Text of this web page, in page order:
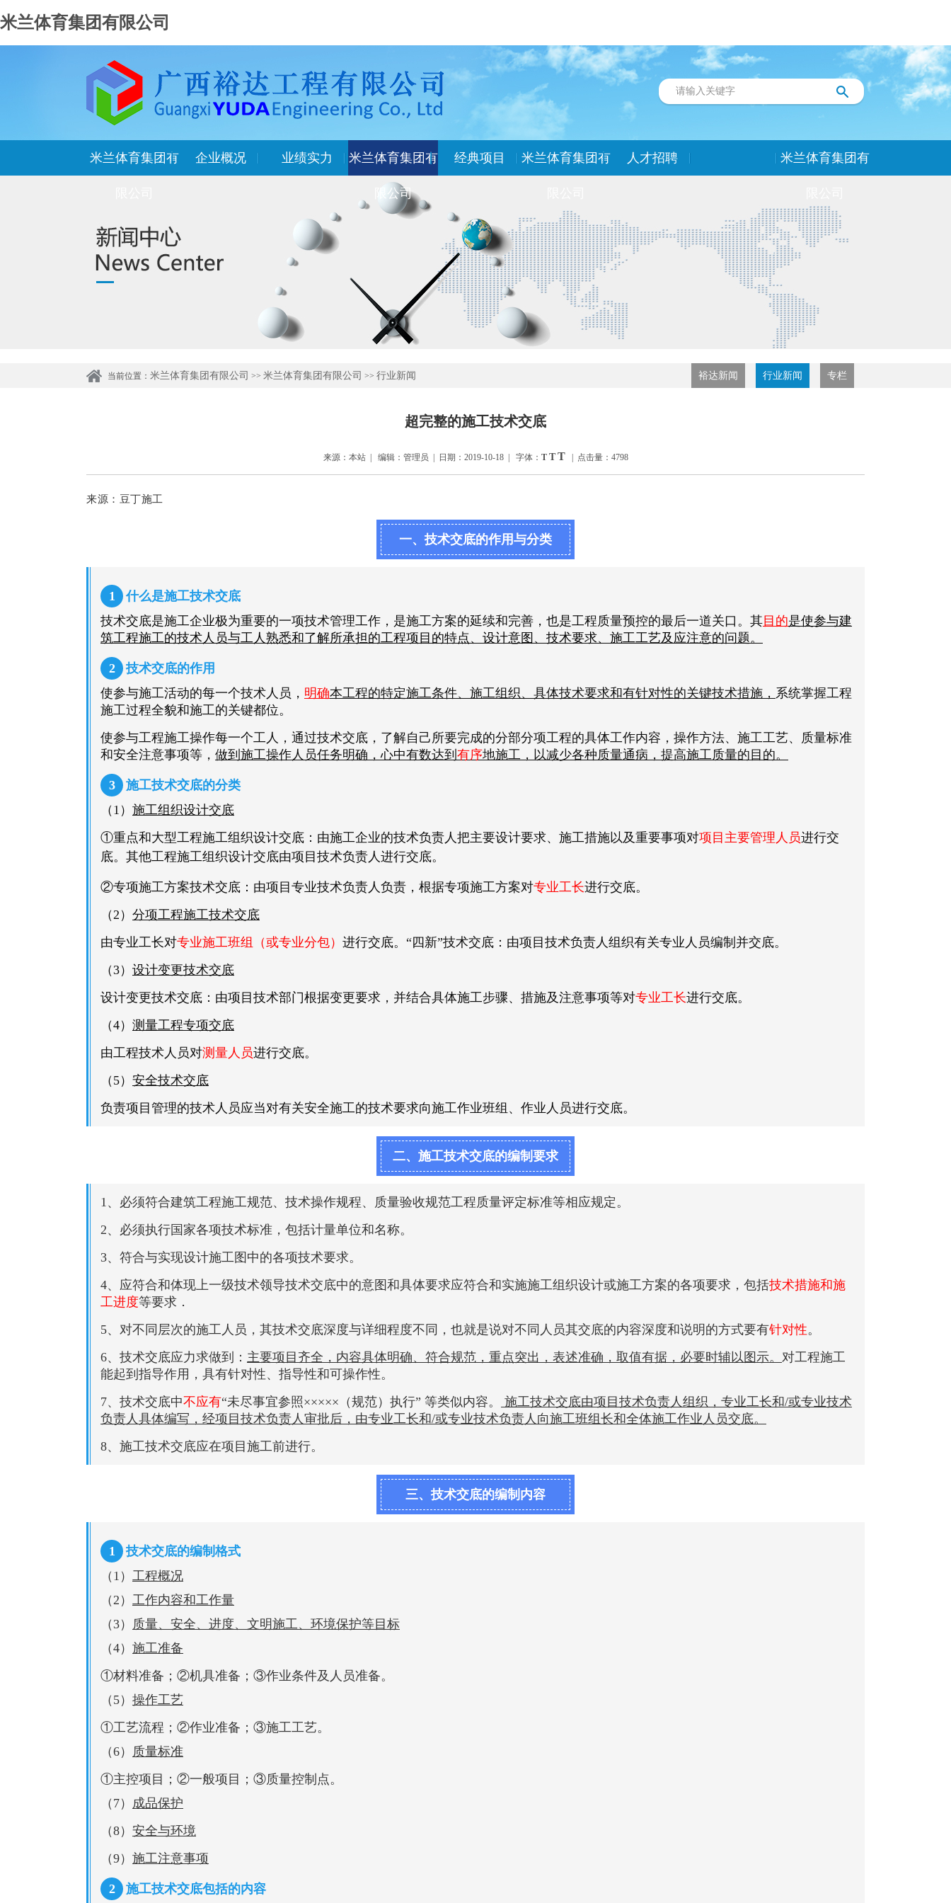
米兰体育集团有限公司
米兰体育集团有 企业概况 业绩实力 米兰体育集团有
限公司
经典项目 米兰体育集团有 人才招聘 米兰体育集团有
当前位置： 米兰体育集团有限公司 >> 米兰体育集团有限公司 >> 行业新闻 裕达新闻 行业新闻 专栏
超完整的施工技术交底
来源：本站 | 编辑：管理员 | 日期：2019-10-18 | 字体： T T T| 点击量：4798
来源： 豆丁施工
一、技术交底的作用与分类
1
什么是施工技术交底
技术交底是施工企业极为重要的一项技术管理工作，是施工方案的延续和完善，也是工程质量预控的最后一道关口。其目的是使参与建
筑工程施工的技术人员与工人熟悉和了解所承担的工程项目的特点、设计意图、技术要求、施工工艺及应注意的问题。
2
技术交底的作用
使参与施工活动的每一个技术人员， 明确本工程的特定施工条件、施工组织、具体技术要求和有针对性的关键技术措施， 系统掌握工程
施工过程全貌和施工的关键都位。
使参与工程施工操作每一个工人，通过技术交底，了解自己所要完成的分部分项工程的具体工作内容，操作方法、施工工艺、质量标准
和安全注意事项等， 做到施工操作人员任务明确，心中有数达到 有序地施工，以减少各种质量通病，提高施工质量的目的。
3
施工技术交底的分类
（1） 施工组织设计交底
①重点和大型工程施工组织设计交底：由施工企业的技术负责人把主要设计要求、施工措施以及重要事项对项目主要管理人员进行交
底。 其他工程施工组织设计交底由项目技术负责人进行交底。
②专项施工方案技术交底：由项目专业技术负责人负责，根据专项施工方案对专业工长进行交底。
（2） 分项工程施工技术交底
由专业工长对专业施工班组（或专业分包） 进行交底。“四新”技术交底：由项目技术负责人组织有关专业人员编制并交底。
（3） 设计变更技术交底
设计变更技术交底：由项目技术部门根据变更要求，并结合具体施工步骤、措施及注意事项等对专业工长进行交底。
（4） 测量工程专项交底
由工程技术人员对测量人员进行交底。
（5） 安全技术交底
负责项目管理的技术人员应当对有关安全施工的技术要求向施工作业班组、作业人员进行交底。
二、施工技术交底的编制要求
1、必须符合建筑工程施工规范、技术操作规程、质量验收规范工程质量评定标准等相应规定。
2、必须执行国家各项技术标准，包括计量单位和名称。
3、符合与实现设计施工图中的各项技术要求。
4、应符合和体现上一级技术领导技术交底中的意图和具体要求应符合和实施施工组织设计或施工方案的各项要求，包括技术措施和施
工进度等要求．
5、对不同层次的施工人员，其技术交底深度与详细程度不同，也就是说对不同人员其交底的内容深度和说明的方式要有针对性。
6、技术交底应力求做到： 主要项目齐全，内容具体明确、符合规范，重点突出，表述准确，取值有据，必要时辅以图示。 对工程施工
能起到指导作用，具有针对性、指导性和可操作性。
7、技术交底中不应有“未尽事宜参照×××××（规范）执行” 等类似内容。
施工技术交底由项目技术负责人组织，专业工长和/或专业技术
负责人具体编写，经项目技术负责人审批后，由专业工长和/或专业技术负责人向施工班组长和全体施工作业人员交底。
8、施工技术交底应在项目施工前进行。
三、技术交底的编制内容
1
技术交底的编制格式
（1） 工程概况
（2） 工作内容和工作量
（3） 质量、安全、进度、文明施工、环境保护等目标
（4） 施工准备
①材料准备；②机具准备；③作业条件及人员准备。
（5） 操作工艺
①工艺流程；②作业准备；③施工工艺。
（6） 质量标准
①主控项目；②一般项目；③质量控制点。
（7） 成品保护
（8） 安全与环境
（9） 施工注意事项
2
施工技术交底包括的内容